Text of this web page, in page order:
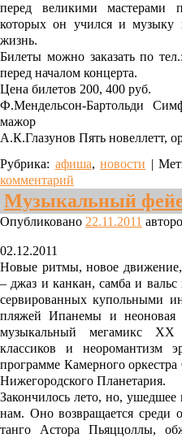
перед великими мастерами
которых он учился и музыку
жизнь.
Билеты можно заказать по
перед началом концерта.
Цена билетов 200, 400 руб.
Ф.Мендельсон-Бартольди
мажор
А.К.Глазунов Пять новеллетт,
Рубрика: афиша,новости |
комментарий
Музыкальный
Опубликовано 22.11.2011
02.12.2011
Новые ритмы, новое движение,
– джаз и канкан, самба и
сервированных купольными
пляжей Ипанемы и неоновая
музыкальный мегамикс ХХ
классиков и неоромантизм
программе Камерного
Нижегородского Планетария.
Закончилось лето, но, ушедшее
нам. Оно возвращается среди
танго Астора Пьяццоллы,